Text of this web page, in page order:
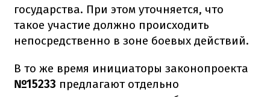
государства. При этом уточняется, что
такое участие должно происходить
непосредственно в зоне боевых действий.
В то же время инициаторы законопроекта
№15233 предлагают отдельно